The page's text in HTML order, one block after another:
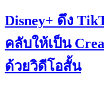
Disney+ ดึง
คลับให้เป็น
ด้วยวิดีโอสั้น